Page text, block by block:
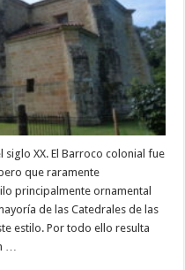
XX. El Barroco colonial fue
que raramente
principalmente ornamental
de las Catedrales de las
estilo. Por todo ello resulta
…